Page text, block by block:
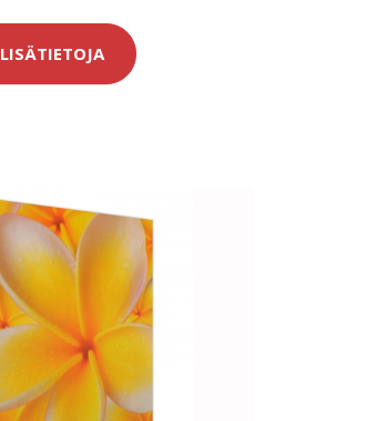
LISÄTIETOJA